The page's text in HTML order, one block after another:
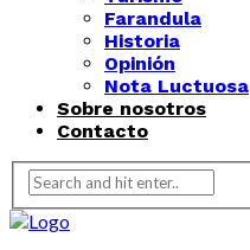
Farandula
Historia
Opinión
Nota Luctuosa
Sobre nosotros
Contacto